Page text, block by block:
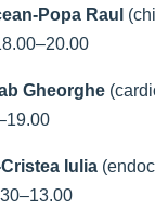
Popa Raul
Gheorghe
Iulia